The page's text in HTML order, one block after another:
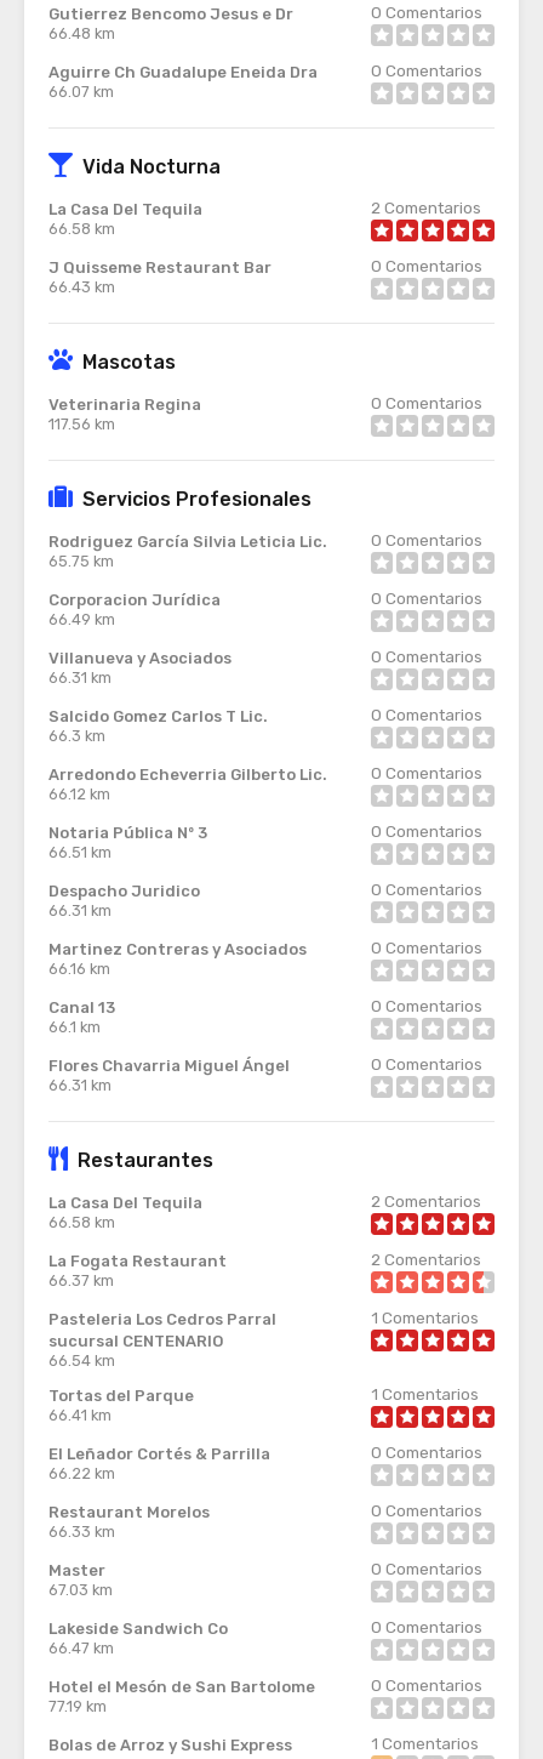
Gutierrez Bencomo Jesus e Dr
66.48 km
0 Comentarios
Aguirre Ch Guadalupe Eneida Dra
66.07 km
0 Comentarios
Vida Nocturna
La Casa Del Tequila
66.58 km
2 Comentarios
J Quisseme Restaurant Bar
66.43 km
0 Comentarios
Mascotas
Veterinaria Regina
117.56 km
0 Comentarios
Servicios Profesionales
Rodriguez García Silvia Leticia Lic.
65.75 km
0 Comentarios
Corporacion Jurídica
66.49 km
0 Comentarios
Villanueva y Asociados
66.31 km
0 Comentarios
Salcido Gomez Carlos T Lic.
66.3 km
0 Comentarios
Arredondo Echeverria Gilberto Lic.
66.12 km
0 Comentarios
Notaria Pública Nº 3
66.51 km
0 Comentarios
Despacho Juridico
66.31 km
0 Comentarios
Martinez Contreras y Asociados
66.16 km
0 Comentarios
Canal 13
66.1 km
0 Comentarios
Flores Chavarria Miguel Ángel
66.31 km
0 Comentarios
Restaurantes
La Casa Del Tequila
66.58 km
2 Comentarios
La Fogata Restaurant
66.37 km
2 Comentarios
Pasteleria Los Cedros Parral
sucursal CENTENARIO
66.54 km
1 Comentarios
Tortas del Parque
66.41 km
1 Comentarios
El Leñador Cortés & Parrilla
66.22 km
0 Comentarios
Restaurant Morelos
66.33 km
0 Comentarios
Master
67.03 km
0 Comentarios
Lakeside Sandwich Co
66.47 km
0 Comentarios
Hotel el Mesón de San Bartolome
77.19 km
0 Comentarios
Bolas de Arroz y Sushi Express
1 Comentarios